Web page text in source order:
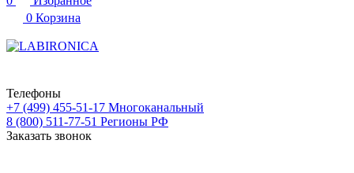
0 Корзина
Телефоны
+7 (499) 455-51-17 Многоканальный
8 (800) 511-77-51 Регионы РФ
Заказать звонок